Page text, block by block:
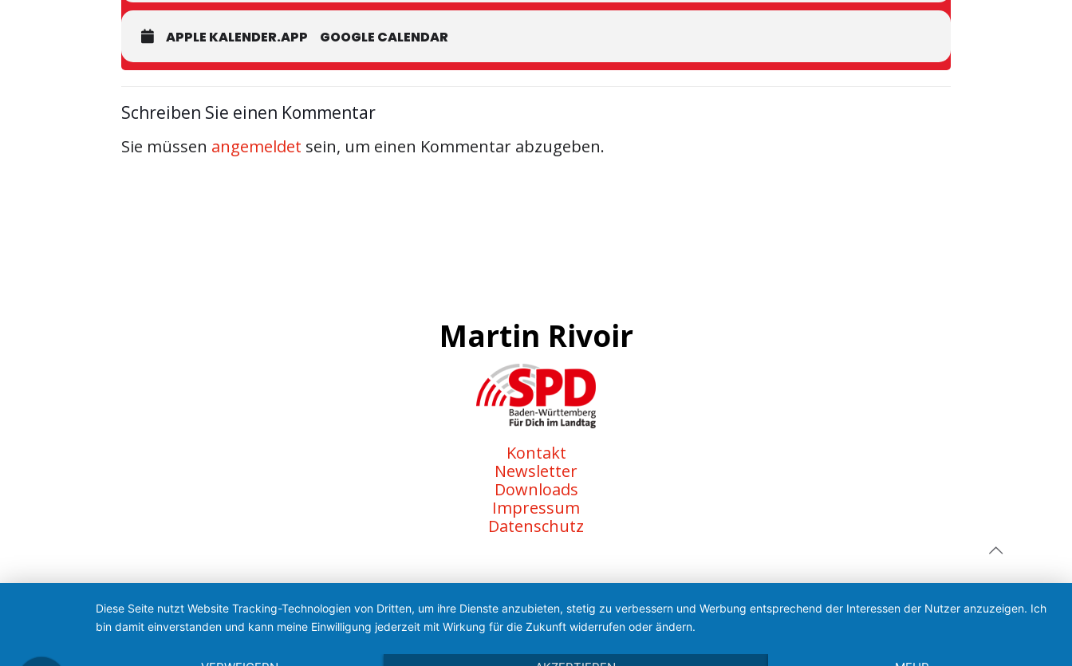
APPLE KALENDER.APP GOOGLE CALENDAR
Schreiben Sie einen Kommentar
Sie müssen angemeldet sein, um einen Kommentar abzugeben.
Martin Rivoir
Kontakt
Newsletter
Downloads
Impressum
Datenschutz
Diese Seite nutzt Website Tracking-Technologien von Dritten, um ihre Dienste anzubieten, stetig zu verbessern und Werbung entsprechend der Interessen der Nutzer anzuzeigen. Ich
bin damit einverstanden und kann meine Einwilligung jederzeit mit Wirkung für die Zukunft widerrufen oder ändern.